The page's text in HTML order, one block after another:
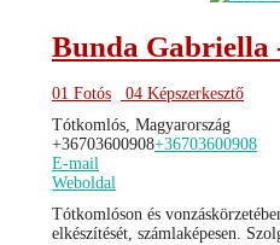
Bunda Gabriella
01 Fotós
04 Képszerkesztő
Tótkomlós, Magyarország
+36703600908+36703600908
E-mail
Weboldal
Tótkomlóson és
elkészítését, számlaképesen.